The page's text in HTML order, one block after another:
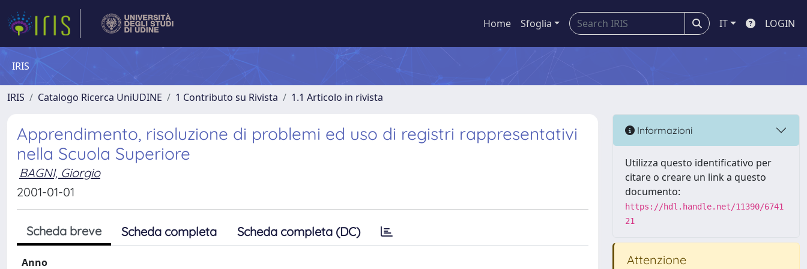
Home Sfoglia IT LOGIN
IRIS
IRIS Catalogo Ricerca UniUDINE 1 Contributo su Rivista 1.1 Articolo in rivista
Apprendimento, risoluzione di problemi ed uso di registri rappresentativi
nella Scuola Superiore
BAGNI, Giorgio
2001-01-01
Scheda breve Scheda completa Scheda completa (DC)
Anno
Informazioni
Utilizza questo identificativo per
citare o creare un link a questo
documento:
https://hdl.handle.net/11390/6741
21
Attenzione